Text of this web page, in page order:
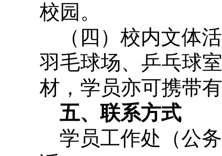
校园。
（四）校内文体
羽毛球场、乒乓球
材，学员亦可携带
五、联系方式
学员工作处（公